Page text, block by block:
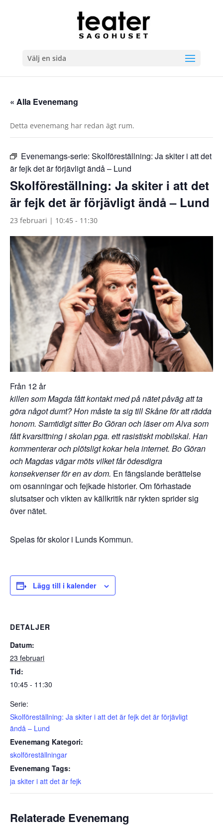
Välj en sida
« Alla Evenemang
Detta evenemang har redan ägt rum.
Evenemangs-serie: Skolföreställning: Ja skiter i att det
är fejk det är förjävligt ändå – Lund
Skolföreställning: Ja skiter i att det
är fejk det är förjävligt ändå – Lund
23 februari | 10:45 - 11:30
Från 12 år
killen som Magda fått kontakt med på nätet påväg att ta
göra något dumt? Hon måste ta sig till Skåne för att rädda
honom. Samtidigt sitter Bo Göran och läser om Alva som
fått kvarsittning i skolan pga. ett rasistiskt mobilskal. Han
kommenterar och plötsligt kokar hela internet. Bo Göran
och Magdas vägar möts vilket får ödesdigra
konsekvenser för en av dom. En fängslande berättelse
om osanningar och fejkade historier. Om förhastade
slutsatser och vikten av källkritik när rykten sprider sig
över nätet.
Spelas för skolor i Lunds Kommun.
Lägg till i kalender
DETALJER
Datum:
23 februari
Tid:
10:45 - 11:30
Serie:
Skolföreställning: Ja skiter i att det är fejk det är förjävligt
ändå – Lund
Evenemang Kategori:
skolföreställningar
Evenemang Tags:
ja skiter i att det är fejk
Relaterade Evenemang